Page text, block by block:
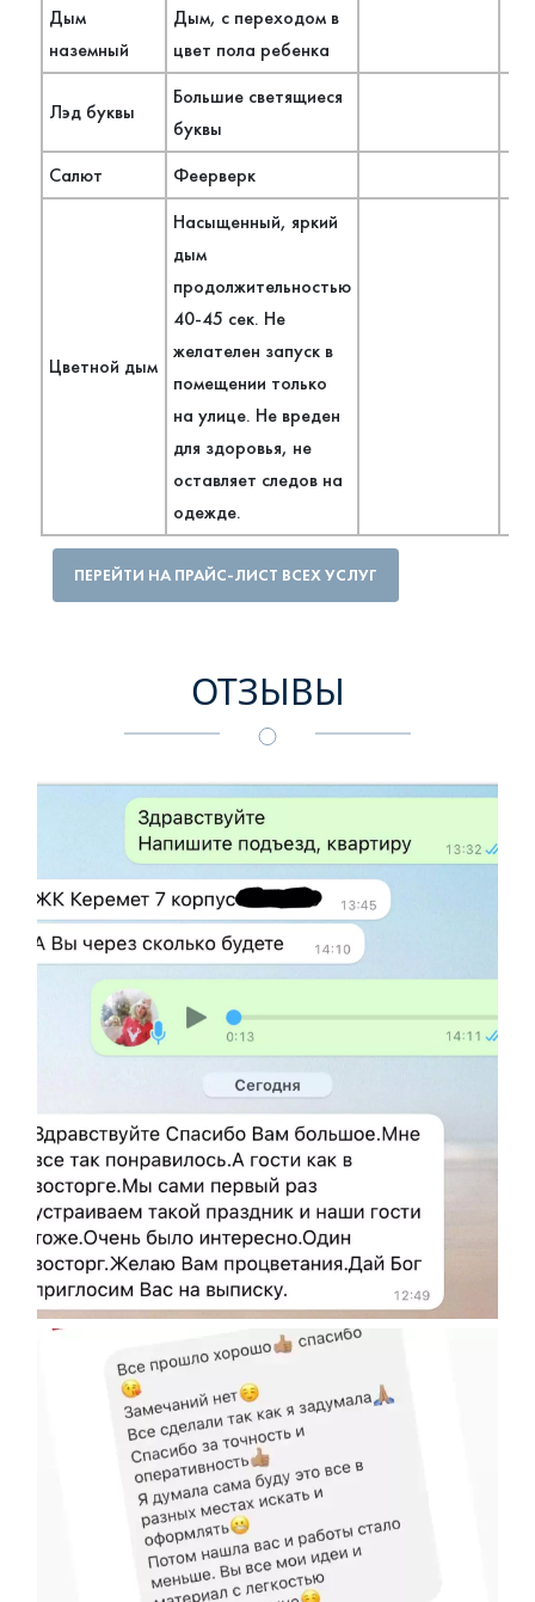
Дым
наземный
Дым, с переходом в
цвет пола ребенка
Лэд буквы
Большие светящиеся
буквы
Салют
Феерверк
Цветной дым
Насыщенный, яркий
дым
продолжительностью
40-45 сек. Не
желателен запуск в
помещении только
на улице. Не вреден
для здоровья, не
оставляет следов на
одежде.
ПЕРЕЙТИ НА ПРАЙС-ЛИСТ ВСЕХ УСЛУГ
ОТЗЫВЫ